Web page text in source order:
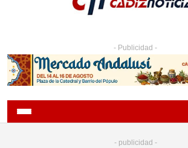
- Publicidad -
- publicidad -